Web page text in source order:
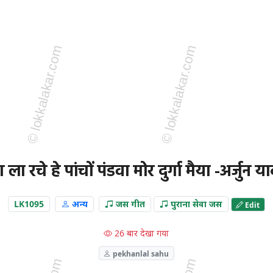
रचे हे पांचों पंडवा मोर दुर्गा मैया -अर्जुन
LK1095 अन्य जस गीत पुराना सेवा जस Edit
26 बार देखा गया
pekhanlal sahu